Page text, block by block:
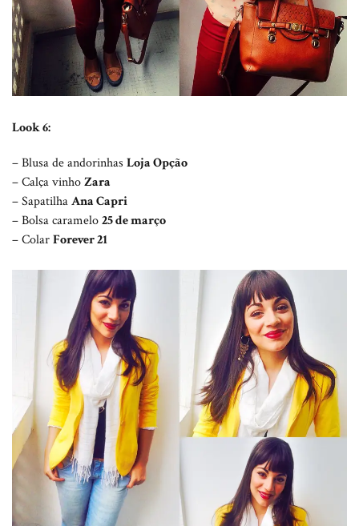
Look 6:
– Blusa de andorinhas Loja Opção
– Calça vinhoZara
– SapatilhaAna Capri
– Bolsa caramelo25 de março
– ColarForever 21